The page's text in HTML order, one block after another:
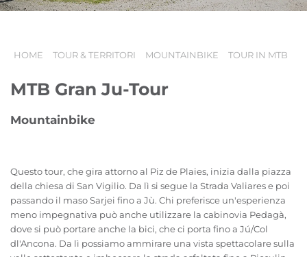
L'ALTO ADIGE & NOI
HOME TOUR & TERRITORI MOUNTAINBIKE TOUR IN MTB
MTB Gran Ju-Tour
Mountainbike
Questo tour, che gira attorno al Piz de Plaies, inizia dalla piazza
della chiesa di San Vigilio. Da lì si segue la Strada Valiares e poi
passando il maso Sarjei fino a Jù. Chi preferisce un'esperienza
meno impegnativa può anche utilizzare la cabinovia Pedagà,
dove si può portare anche la bici, che ci porta fino a Jú/Col
dl'Ancona. Da lì possiamo ammirare una vista spettacolare sulla